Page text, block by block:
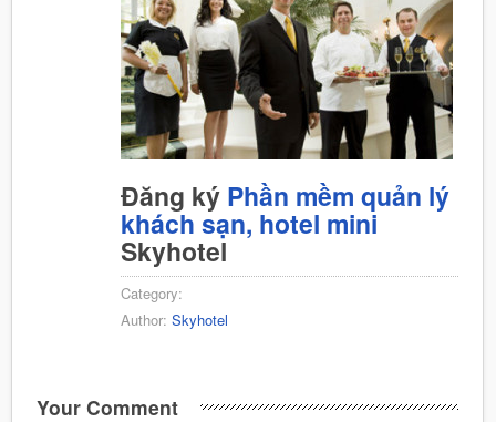
Đăng ký Phần mềm quản lý
khách sạn, hotel mini
Skyhotel
Category:
Author: Skyhotel
Your Comment